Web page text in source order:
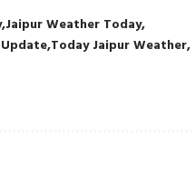
Jaipur Weather Today
Today Jaipur Weather